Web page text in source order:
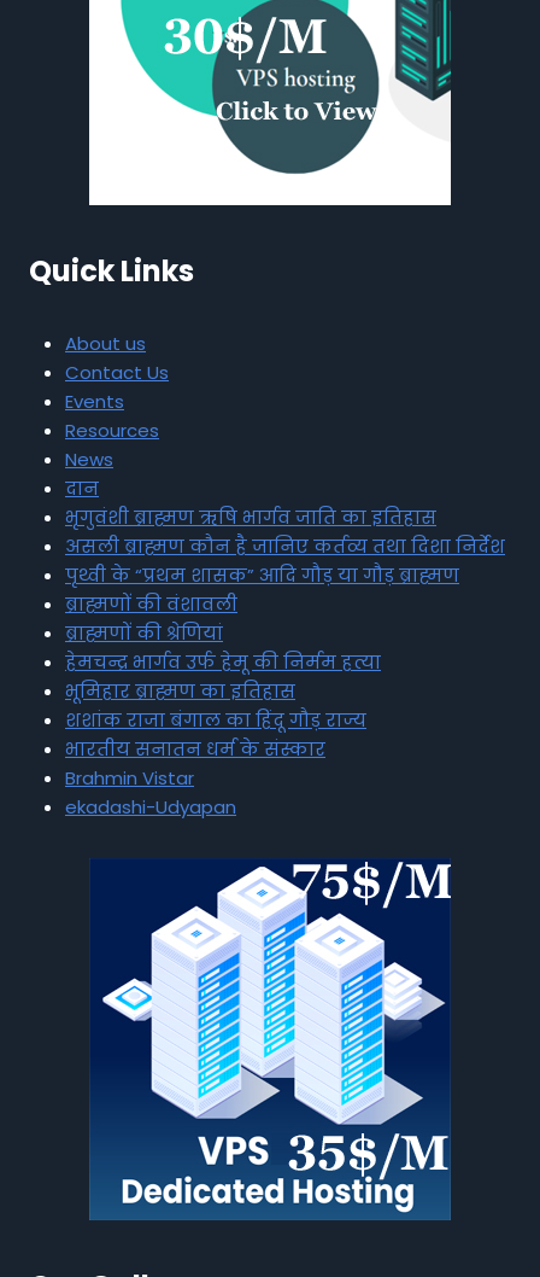
Quick Links
About us
Contact Us
Events
Resources
News
दान
भृगुवंशी ब्राह्मण ऋषि भार्गव जाति का इतिहास
असली ब्राह्मण कौन है जानिए कर्तव्य तथा दिशा निर्देश
पृथ्वी के “प्रथम शासक” आदि गौड़ या गौड़ ब्राह्मण
ब्राह्मणों की वंशावली
ब्राह्मणों की श्रेणियां
हेमचन्द्र भार्गव उर्फ हेमू की निर्मम हत्या
भूमिहार ब्राह्मण का इतिहास
शशांक राजा बंगाल का हिंदू गौड़ राज्य
भारतीय सनातन धर्म के संस्कार
Brahmin Vistar
ekadashi-Udyapan